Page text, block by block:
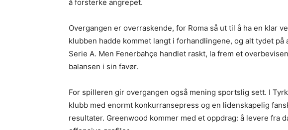
å forsterke angrepet.
Overgangen er overraskende, for Roma så ut til å ha en klar
klubben hadde kommet langt i forhandlingene, og alt tydet
Serie A. Men Fenerbahçe handlet raskt, la frem et
balansen i sin favør.
For spilleren gir overgangen også mening sportslig sett. I
klubb med enormt konkurransepress og en lidenskapelig
resultater. Greenwood kommer med et oppdrag: å levere fra